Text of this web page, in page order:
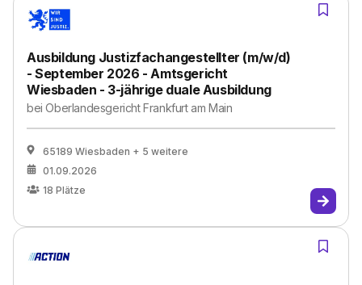
Ausbildung Justizfachangestellter (m/w/d)
- September 2026 - Amtsgericht
Wiesbaden - 3-jährige duale Ausbildung
beiOberlandesgericht Frankfurt am Main
65189 Wiesbaden + 5 weitere
01.09.2026
18 Plätze